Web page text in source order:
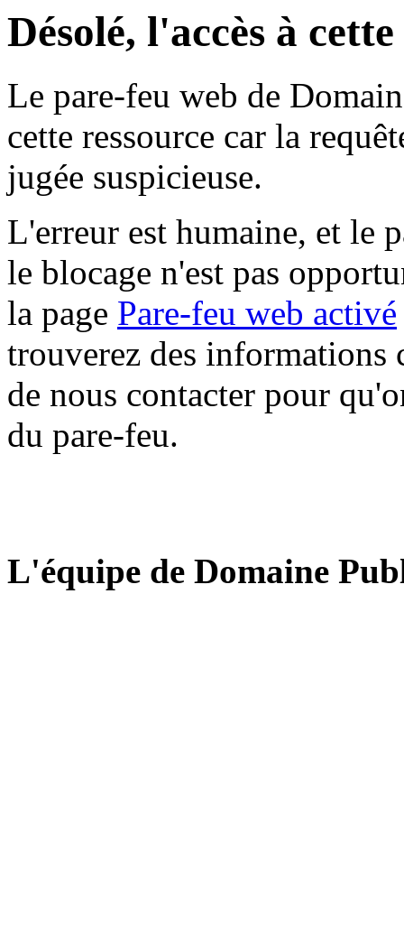
Désolé, l'accès à
Le pare-feu web de
cette ressource car la
jugée suspicieuse.
L'erreur est humaine, et le
le blocage n'est pas
la page Pare-feu web activé
trouverez des informations
de nous contacter pour
du pare-feu.
L'équipe de Domaine